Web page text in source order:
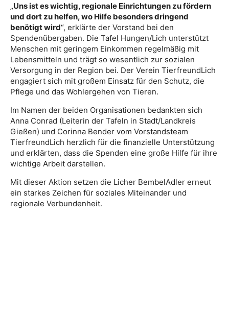
„Uns ist es wichtig, regionale Einrichtungen zu fördern
und dort zu helfen, wo Hilfe besonders dringend
benötigt wird“, erklärte der Vorstand bei den
Spendenübergaben. Die Tafel Hungen/Lich unterstützt
Menschen mit geringem Einkommen regelmäßig mit
Lebensmitteln und trägt so wesentlich zur sozialen
Versorgung in der Region bei. Der Verein TierfreundLich
engagiert sich mit großem Einsatz für den Schutz, die
Pflege und das Wohlergehen von Tieren.
Im Namen der beiden Organisationen bedankten sich
Anna Conrad (Leiterin der Tafeln in Stadt/Landkreis
Gießen) und Corinna Bender vom Vorstandsteam
TierfreundLich herzlich für die finanzielle Unterstützung
und erklärten, dass die Spenden eine große Hilfe für ihre
wichtige Arbeit darstellen.
Mit dieser Aktion setzen die Licher BembelAdler erneut
ein starkes Zeichen für soziales Miteinander und
regionale Verbundenheit.